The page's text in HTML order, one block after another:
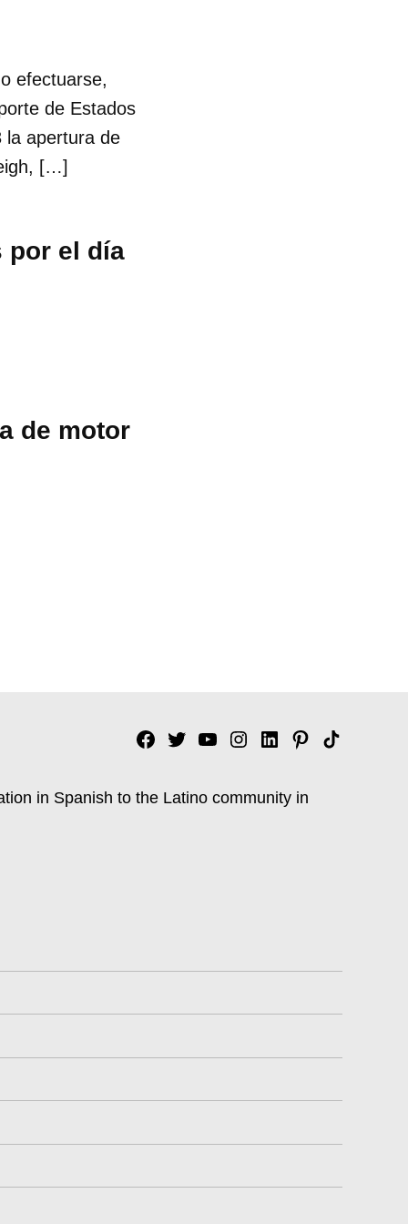
efectuarse,
de Estados
la apertura de
[…]
por el día
de motor
Facebook
TwitterYouTubeInstagram
Linkedin
Pinterest
Tik
in Spanish to the Latino community in